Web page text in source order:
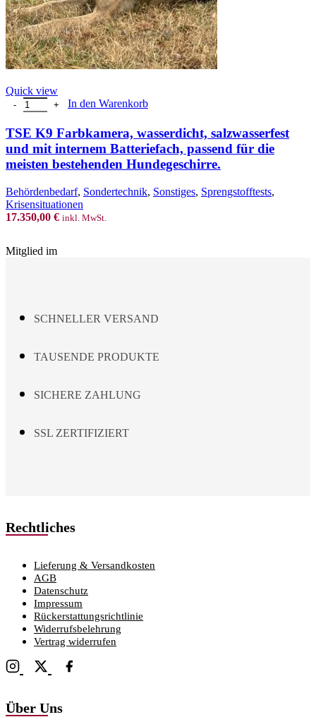
Quick view
TSE K9 Farbkamera, wasserdicht, salzwasserfest und mit internem
In den Warenkorb
TSE K9 Farbkamera, wasserdicht, salzwasserfest
und mit internem Batteriefach, passend für die
meisten bestehenden Hundegeschirre.
Behördenbedarf, Sondertechnik, Sonstiges, Sprengstofftests,
Krisensituationen
17.350,00 € inkl. MwSt.
Mitglied im
SCHNELLER VERSAND
TAUSENDE PRODUKTE
SICHERE ZAHLUNG
SSL ZERTIFIZIERT
Rechtliches
Lieferung & Versandkosten
AGB
Datenschutz
Impressum
Rückerstattungsrichtlinie
Widerrufsbelehrung
Vertrag widerrufen
Über Uns